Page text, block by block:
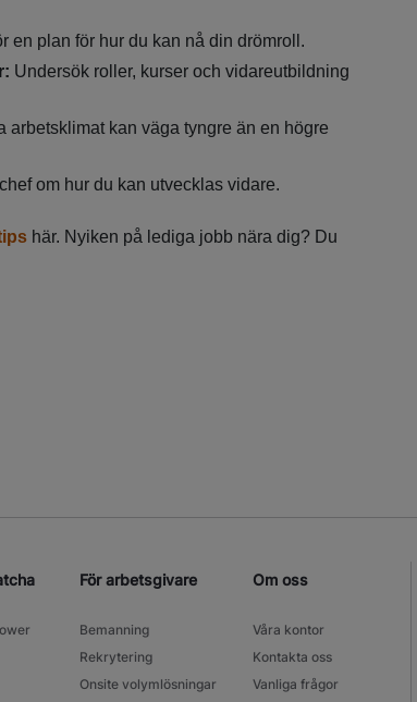
en plan för hur du kan nå din drömroll.
Undersök roller, kurser och vidareutbildning
arbetsklimat kan väga tyngre än en högre
om hur du kan utvecklas vidare.
här. Nyiken på lediga jobb nära dig? Du
För arbetsgivare
Bemanning
Rekrytering
Onsite volymlösningar
Om oss
Våra kontor
Kontakta oss
Vanliga frågor